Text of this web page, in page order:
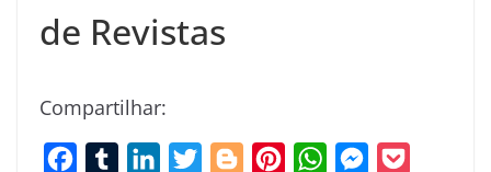
de Revistas
Compartilhar:
W
M